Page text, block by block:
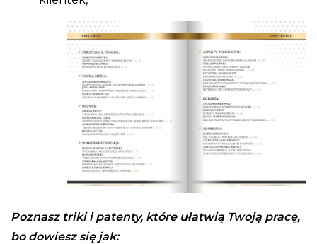
Poznasz triki i patenty, które ułatwią Twoją pracę,
bo dowiesz się jak: